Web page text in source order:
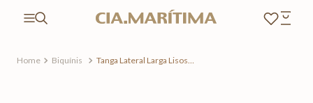
Biquínis
Tanga Lateral Larga Lisos